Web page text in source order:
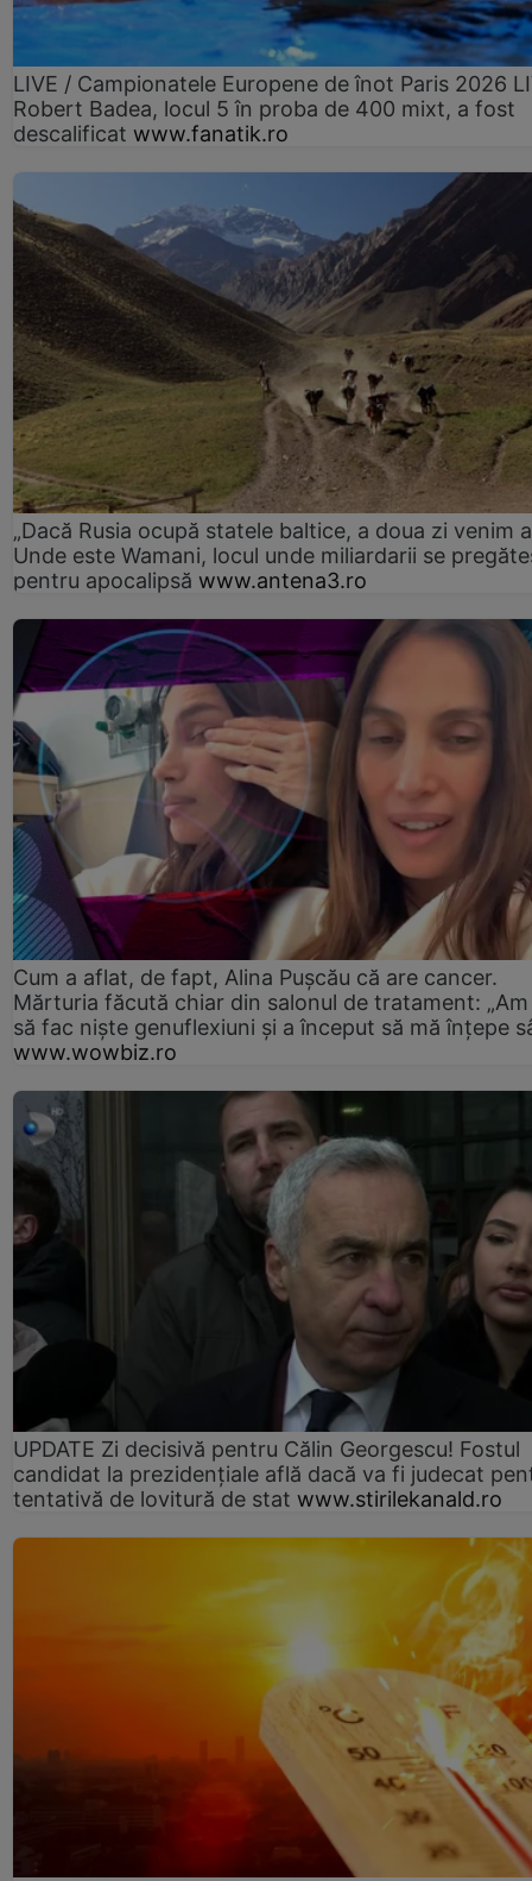
LIVE / Campionatele Europene de înot Paris 2026
Robert Badea, locul 5 în proba de 400 mixt, a fost
descalificat www.fanatik.ro
„Dacă Rusia ocupă statele baltice, a doua zi venim
Unde este Wamani, locul unde miliardarii se
pentru apocalipsă www.antena3.ro
Cum a aflat, de fapt, Alina Pușcău că are cancer.
Mărturia făcută chiar din salonul de tratament:
să fac niște genuflexiuni și a început să mă înțepe
www.wowbiz.ro
UPDATE Zi decisivă pentru Călin Georgescu! Fostul
candidat la prezidențiale află dacă va fi judecat
tentativă de lovitură de stat www.stirilekanald.ro